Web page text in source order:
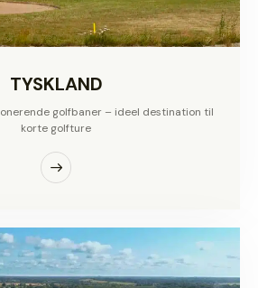
TYSKLAND
golfbaner – ideel destination til
korte golfture